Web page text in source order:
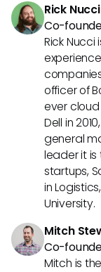
Rick Nucci
Co-
Rick
officer of
ever
Dell in
general
leader it
startups,
in
University.
Mitch
Co-
Mitch is